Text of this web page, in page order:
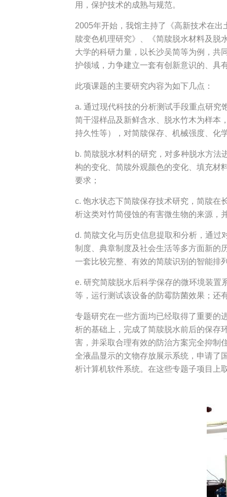
用，保护技术的成熟与规范。
2005年开始，我馆主持了《高新技术在
牍变色机理研究》、《简牍脱水材料及脱
大学的科研力量，以长沙吴简等为例，共
护领域，力争建立一套有创新意识的、具
此项课题的主要研究内容为如下几点：
a. 通过现代科技的分析测试手段重点研究
简干湿样品及新鲜含水、脱水竹木为样本
持久性等），对简牍保存、机械强度、化
b. 简牍脱水材料的研究，对多种脱水方
构的变化、简牍外观颜色的变化、填充材
要求；
c. 饱水状态下简牍保存技术研究，简牍在
析这类对竹简侵蚀的有害微生物的来源，
d. 简牍文化与历史信息提取和分析，通过
制度、典章制度及社会生活等多方面新的
一套比较完整、有效的简牍识别的智能排
e. 研究简牍脱水后科学保存的微环境装置
等，运行测试该设备的防霉防菌效果；还
专题研究在一些方面均已经取得了重要的
析的基础上，完成了简牍脱水前后的保存
害，并采取合理有效的防治方案完全抑制
全液晶显示的文物存放展示系统，申请了
析计算机软件系统。在这些专题子项目上